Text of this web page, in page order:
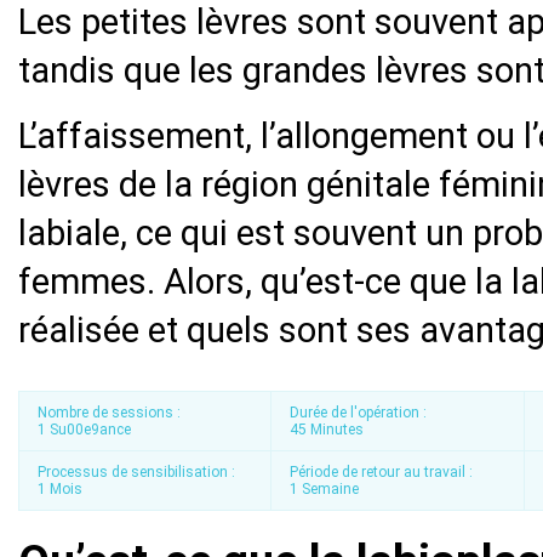
Les petites lèvres sont souvent
tandis que les grandes lèvres
L’affaissement, l’allongement ou
lèvres de la région génitale
labiale, ce qui est souvent un
femmes. Alors, qu’est-ce que la
réalisée et quels sont ses
Nombre de sessions :
1 Su00e9ance
Durée de l'opération :
45 Minutes
Processus de sensibilisation :
1 Mois
Période de retour au travail :
1 Semaine